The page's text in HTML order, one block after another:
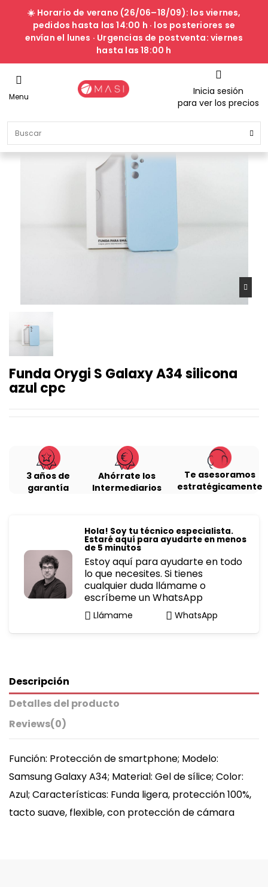
☀️ Horario de verano (26/06–18/09): los viernes,
pedidos hasta las 14:00 h · los posteriores se
envían el lunes · Urgencias de postventa: viernes
hasta las 18:00 h
Menu
Inicia sesión
para ver los precios
Funda Orygi S Galaxy A34 silicona
azul cpc
3 años de
garantía
Ahórrate los
Intermediarios
Te asesoramos
estratégicamente
Hola! Soy tu técnico especialista.
Estaré aquí para ayudarte en menos
de 5 minutos
Estoy aquí para ayudarte en todo
lo que necesites. Si tienes
cualquier duda llámame o
escríbeme un WhatsApp
Llámame WhatsApp
Descripción
Detalles del producto
Reviews(0)
Función: Protección de smartphone; Modelo:
Samsung Galaxy A34; Material: Gel de sílice; Color:
Azul; Características: Funda ligera, protección 100%,
tacto suave, flexible, con protección de cámara